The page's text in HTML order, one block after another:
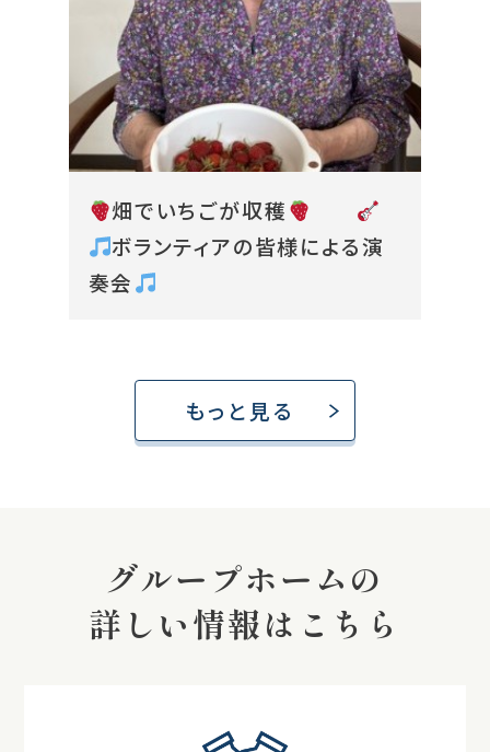
畑でいちごが収穫
ボランティアの皆様による演
奏会
もっと見る
グループホームの
詳しい情報はこちら